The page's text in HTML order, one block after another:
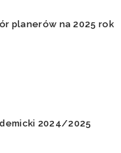
planerów na 2025 rok
2024/2025